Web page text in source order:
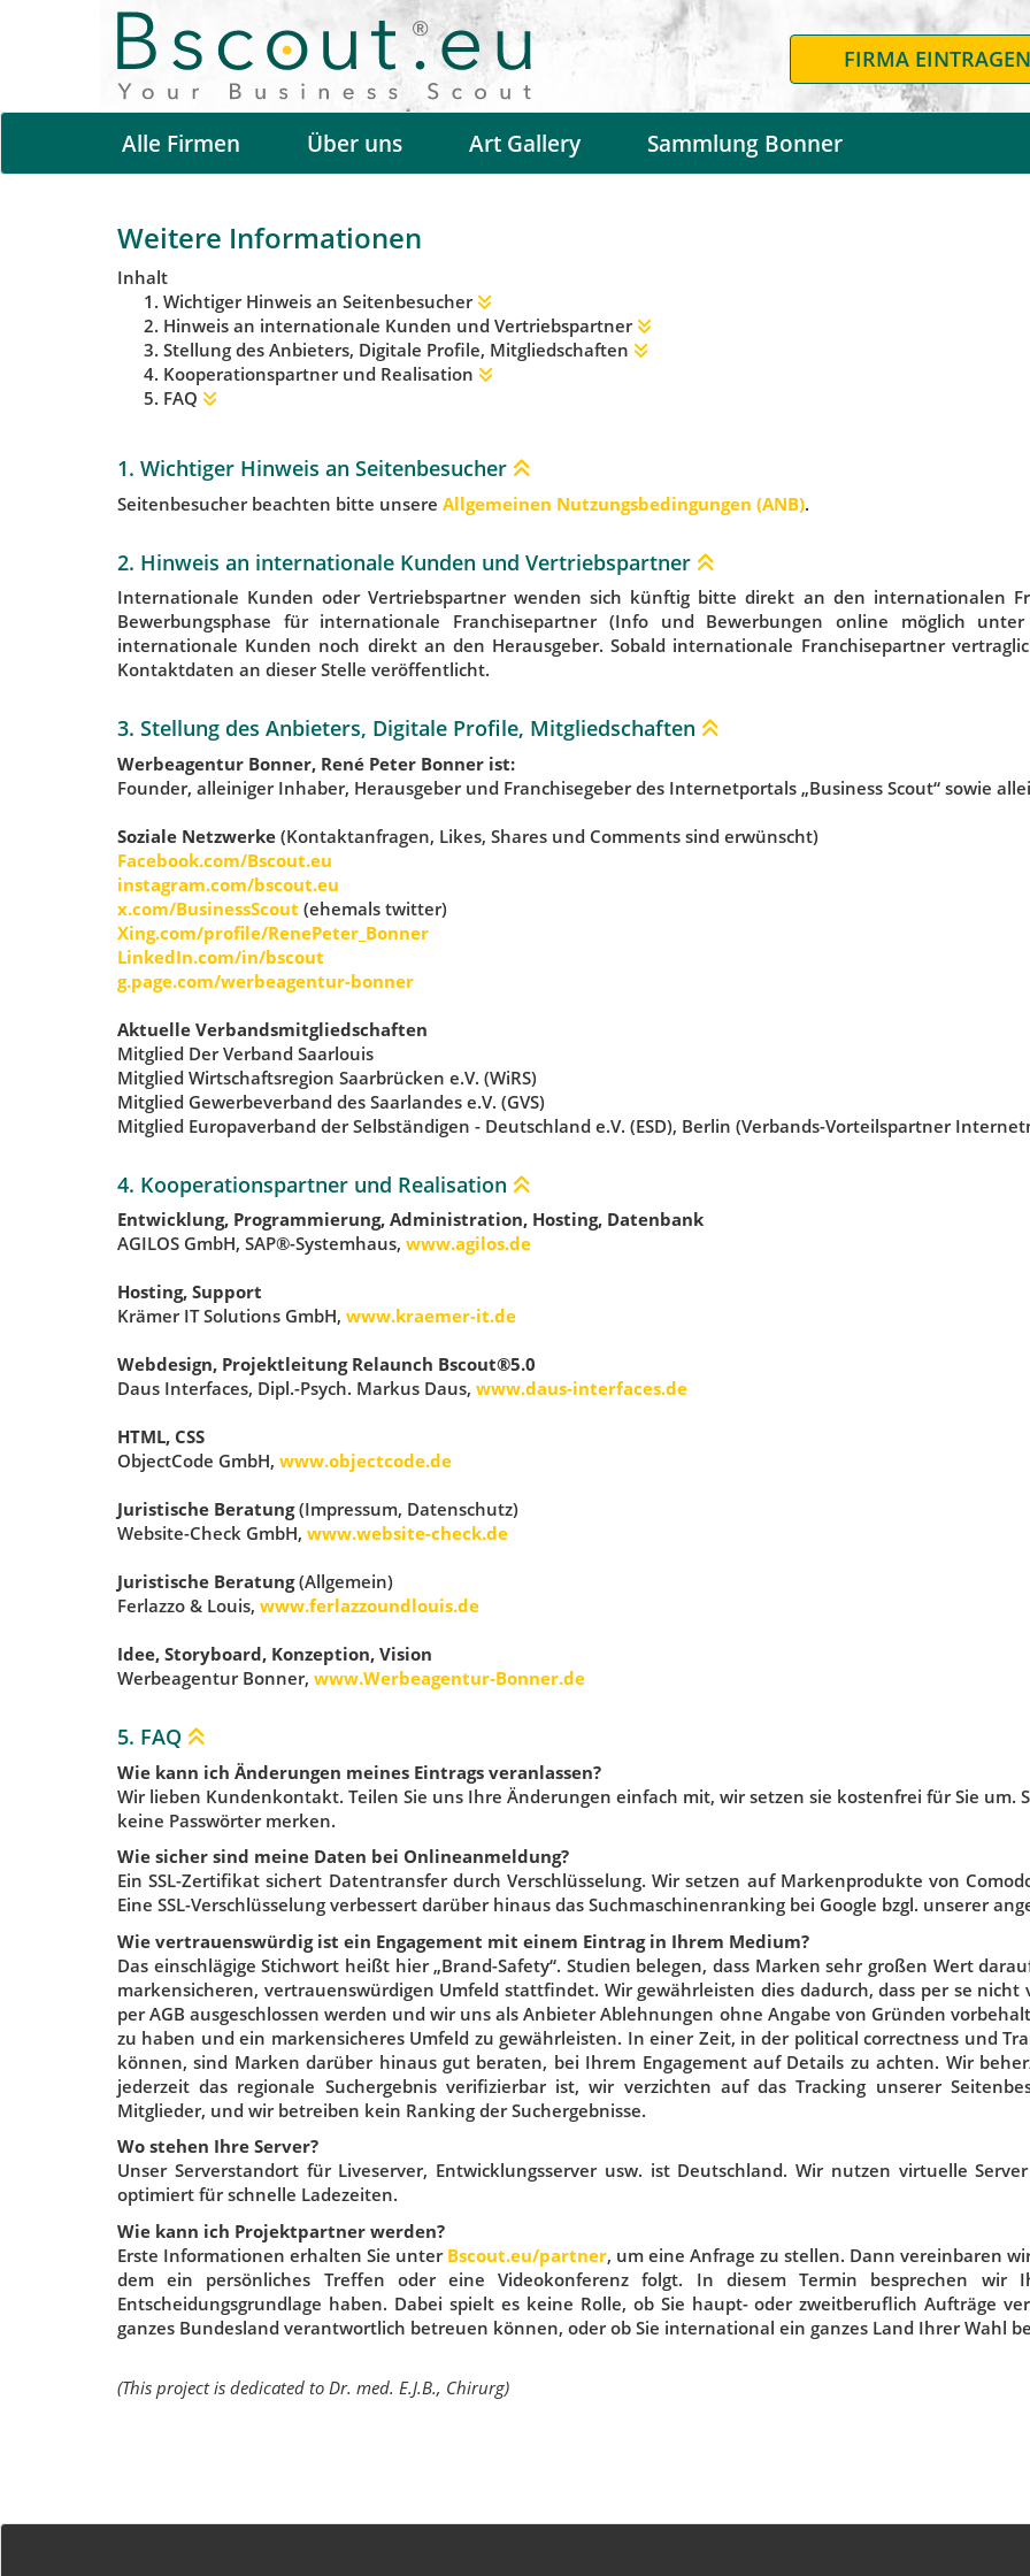
FIRMA EINTRAGEN
Alle Firmen Über uns Art Gallery Sammlung Bonner
Weitere Informationen
Inhalt
Wichtiger Hinweis an Seitenbesucher
Hinweis an internationale Kunden und Vertriebspartner
Stellung des Anbieters, Digitale Profile, Mitgliedschaften
Kooperationspartner und Realisation
FAQ
1. Wichtiger Hinweis an Seitenbesucher
Seitenbesucher beachten bitte unsere Allgemeinen Nutzungsbedingungen (ANB).
2. Hinweis an internationale Kunden und Vertriebspartner
Internationale Kunden oder Vertriebspartner wenden sich künftig bitte direkt an den internationalen
Bewerbungsphase für internationale Franchisepartner (Info und Bewerbungen online möglich unter
internationale Kunden noch direkt an den Herausgeber. Sobald internationale Franchisepartner
Kontaktdaten an dieser Stelle veröffentlicht.
3. Stellung des Anbieters, Digitale Profile, Mitgliedschaften
Werbeagentur Bonner, René Peter Bonner ist:
Founder, alleiniger Inhaber, Herausgeber und Franchisegeber des Internetportals „Business Scout“ sowie
Soziale Netzwerke (Kontaktanfragen, Likes, Shares und Comments sind erwünscht)
Facebook.com/Bscout.eu
instagram.com/bscout.eu
x.com/BusinessScout (ehemals twitter)
Xing.com/profile/RenePeter_Bonner
LinkedIn.com/in/bscout
g.page.com/werbeagentur-bonner
Aktuelle Verbandsmitgliedschaften
Mitglied Der Verband Saarlouis
Mitglied Wirtschaftsregion Saarbrücken e.V. (WiRS)
Mitglied Gewerbeverband des Saarlandes e.V. (GVS)
Mitglied Europaverband der Selbständigen - Deutschland e.V. (ESD), Berlin (Verbands-Vorteilspartner
4. Kooperationspartner und Realisation
Entwicklung, Programmierung, Administration, Hosting, Datenbank
AGILOS GmbH, SAP®-Systemhaus, www.agilos.de
Hosting, Support
Krämer IT Solutions GmbH, www.kraemer-it.de
Webdesign, Projektleitung Relaunch Bscout®5.0
Daus Interfaces, Dipl.-Psych. Markus Daus, www.daus-interfaces.de
HTML, CSS
ObjectCode GmbH, www.objectcode.de
Juristische Beratung(Impressum, Datenschutz)
Website-Check GmbH, www.website-check.de
Juristische Beratung(Allgemein)
Ferlazzo & Louis, www.ferlazzoundlouis.de
Idee, Storyboard, Konzeption, Vision
Werbeagentur Bonner, www.Werbeagentur-Bonner.de
5. FAQ
Wie kann ich Änderungen meines Eintrags veranlassen?
Wir lieben Kundenkontakt. Teilen Sie uns Ihre Änderungen einfach mit, wir setzen sie kostenfrei für Sie um.
keine Passwörter merken.
Wie sicher sind meine Daten bei Onlineanmeldung?
Ein SSL-Zertifikat sichert Datentransfer durch Verschlüsselung. Wir setzen auf Markenprodukte von
Eine SSL-Verschlüsselung verbessert darüber hinaus das Suchmaschinenranking bei Google bzgl. unserer
Wie vertrauenswürdig ist ein Engagement mit einem Eintrag in Ihrem Medium?
Das einschlägige Stichwort heißt hier „Brand-Safety“. Studien belegen, dass Marken sehr großen Wert
markensicheren, vertrauenswürdigen Umfeld stattfindet. Wir gewährleisten dies dadurch, dass per se
per AGB ausgeschlossen werden und wir uns als Anbieter Ablehnungen ohne Angabe von Gründen
zu haben und ein markensicheres Umfeld zu gewährleisten. In einer Zeit, in der political correctness und
können, sind Marken darüber hinaus gut beraten, bei Ihrem Engagement auf Details zu achten. Wir
jederzeit das regionale Suchergebnis verifizierbar ist, wir verzichten auf das Tracking unserer
Mitglieder, und wir betreiben kein Ranking der Suchergebnisse.
Wo stehen Ihre Server?
Unser Serverstandort für Liveserver, Entwicklungsserver usw. ist Deutschland. Wir nutzen virtuelle
optimiert für schnelle Ladezeiten.
Wie kann ich Projektpartner werden?
Erste Informationen erhalten Sie unter Bscout.eu/partner, um eine Anfrage zu stellen. Dann vereinbaren
dem ein persönliches Treffen oder eine Videokonferenz folgt. In diesem Termin besprechen wir
Entscheidungsgrundlage haben. Dabei spielt es keine Rolle, ob Sie haupt- oder zweitberuflich Aufträge
ganzes Bundesland verantwortlich betreuen können, oder ob Sie international ein ganzes Land Ihrer Wahl
(This project is dedicated to Dr. med. E.J.B., Chirurg)